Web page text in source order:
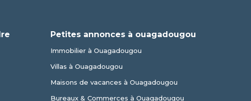
Petites annonces à ouagadougou
Immobilier à Ouagadougou
Villas à Ouagadougou
Maisons de vacances à Ouagadougou
Bureaux & Commerces à Ouagadougou